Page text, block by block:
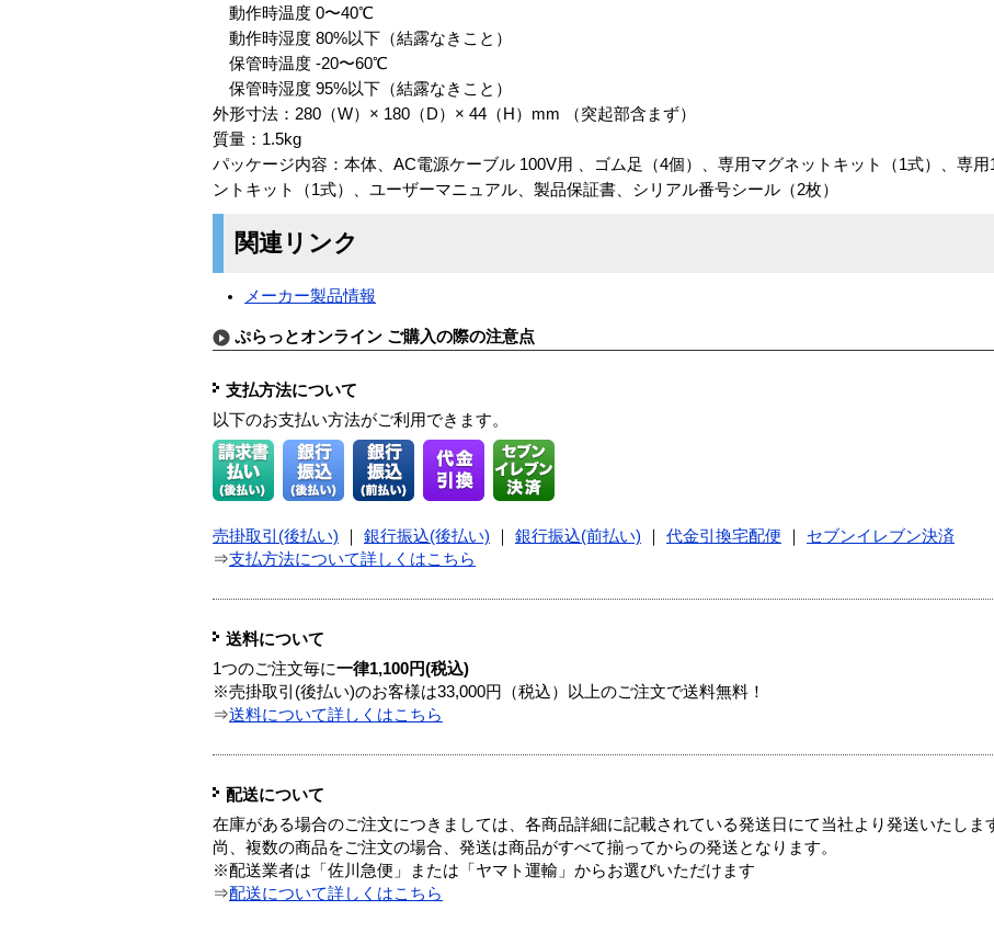
動作時温度 0〜40℃
動作時湿度 80%以下（結露なきこと）
保管時温度 -20〜60℃
保管時湿度 95%以下（結露なきこと）
外形寸法：280（W）× 180（D）× 44（H）mm （突起部含まず）
質量：1.5kg
パッケージ内容：本体、AC電源ケーブル 100V用 、ゴム足（4個）、専用マグネットキット（1式）、専用
ントキット（1式）、ユーザーマニュアル、製品保証書、シリアル番号シール（2枚）
関連リンク
メーカー製品情報
ぷらっとオンライン ご購入の際の注意点
支払方法について
以下のお支払い方法がご利用できます。
売掛取引(後払い) 銀行振込(後払い) 銀行振込(前払い) 代金引換宅配便
セブンイレブン決済
⇒支払方法について詳しくはこちら
送料について
1つのご注文毎に一律1,100円(税込)
※売掛取引(後払い)のお客様は33,000円（税込）以上のご注文で送料無料！
⇒送料について詳しくはこちら
配送について
在庫がある場合のご注文につきましては、各商品詳細に記載されている発送日にて当社より発送いたしま
尚、複数の商品をご注文の場合、発送は商品がすべて揃ってからの発送となります。
※配送業者は「佐川急便」または「ヤマト運輸」からお選びいただけます
⇒配送について詳しくはこちら